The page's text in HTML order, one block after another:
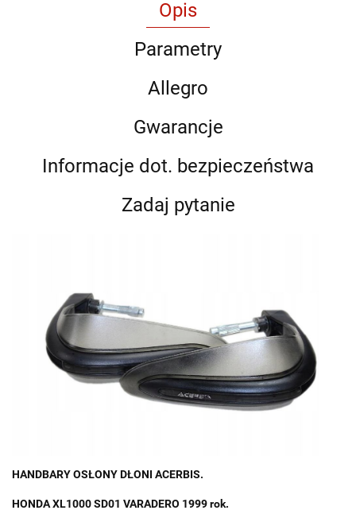
Opis
Parametry
Allegro
Gwarancje
Informacje dot. bezpieczeństwa
Zadaj pytanie
HANDBARY OSŁONY DŁONI ACERBIS.
HONDA XL1000 SD01 VARADERO 1999 rok.